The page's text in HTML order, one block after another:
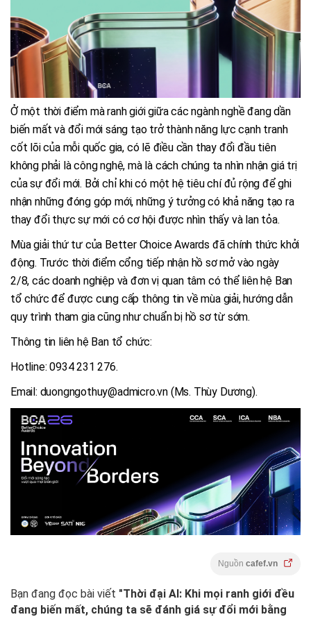
Ở một thời điểm mà ranh giới giữa các ngành nghề đang dần
biến mất và đổi mới sáng tạo trở thành năng lực cạnh tranh
cốt lõi của mỗi quốc gia, có lẽ điều cần thay đổi đầu tiên
không phải là công nghệ, mà là cách chúng ta nhìn nhận giá trị
của sự đổi mới. Bởi chỉ khi có một hệ tiêu chí đủ rộng để ghi
nhận những đóng góp mới, những ý tưởng có khả năng tạo ra
thay đổi thực sự mới có cơ hội được nhìn thấy và lan tỏa.
Mùa giải thứ tư của Better Choice Awards đã chính thức khởi
động. Trước thời điểm cổng tiếp nhận hồ sơ mở vào ngày
2/8, các doanh nghiệp và đơn vị quan tâm có thể liên hệ Ban
tổ chức để được cung cấp thông tin về mùa giải, hướng dẫn
quy trình tham gia cũng như chuẩn bị hồ sơ từ sớm.
Thông tin liên hệ Ban tổ chức:
Hotline: 0934 231 276.
Email: duongngothuy@admicro.vn (Ms. Thùy Dương).
Nguồn cafef.vn
Bạn đang đọc bài viết "Thời đại AI: Khi mọi ranh giới đều
đang biến mất, chúng ta sẽ đánh giá sự đổi mới bằng